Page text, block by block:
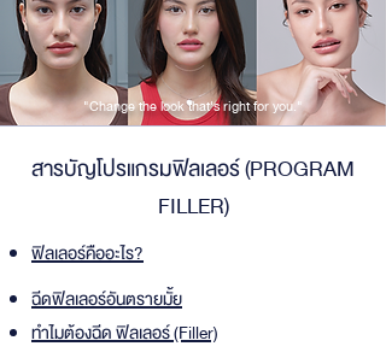
"Change the look that's right for you."
สารบัญโปรแกรมฟิลเลอร์ (PROGRAM
FILLER)
ฟิลเลอร์คืออะไร?
ฉีดฟิลเลอร์อันตรายมั้ย
ทำไมต้องฉีด ฟิลเลอร์ (Filler)